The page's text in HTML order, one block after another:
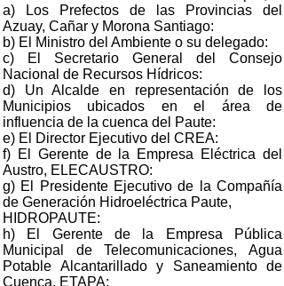
a) Los Prefectos de las Provincias del
Azuay, Cañar y Morona Santiago:
b) El Ministro del Ambiente o su delegado:
c) El Secretario General del Consejo
Nacional de Recursos Hídricos:
d) Un Alcalde en representación de los
Municipios ubicados en el área de
influencia de la cuenca del Paute:
e) El Director Ejecutivo del CREA:
f) El Gerente de la Empresa Eléctrica del
Austro, ELECAUSTRO:
g) El Presidente Ejecutivo de la Compañía
de Generación Hidroeléctrica Paute,
HIDROPAUTE:
h) El Gerente de la Empresa Pública
Municipal de Telecomunicaciones, Agua
Potable Alcantarillado y Saneamiento de
Cuenca, ETAPA: